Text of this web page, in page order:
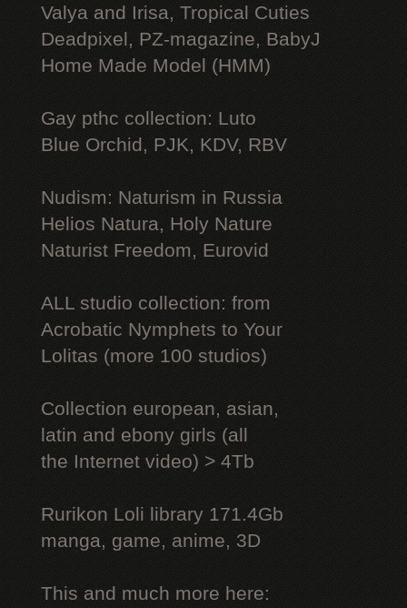
Valya and Irisa, Tropical Cuties
Deadpixel, PZ-magazine, BabyJ
Home Made Model (HMM)
Gay рthс collection: Luto
Blue Orchid, PJK, KDV, RBV
Nudism: Naturism in Russia
Helios Natura, Holy Nature
Naturist Freedom, Eurovid
ALL studio collection: from
Acrobatic Nymрhеts to Your
Lоlitаs (more 100 studios)
Collection european, asian,
latin and ebony girls (all
the Internet video) > 4Tb
Rurikon Lоli library 171.4Gb
manga, game, anime, 3D
This and much more here: